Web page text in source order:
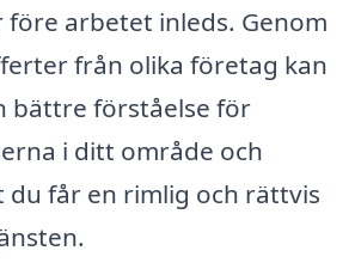
arbetet inleds. Genom
från olika företag kan
bättre förståelse för
i ditt område och
du får en rimlig och rättvis